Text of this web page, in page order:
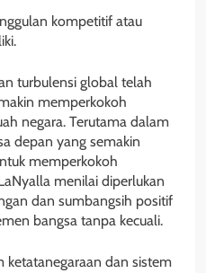
kompetitif atau
turbulensi global telah
memperkokoh
negara. Terutama dalam
depan yang semakin
memperkokoh
menilai diperlukan
dan sumbangsih positif
bangsa tanpa kecuali.
ketatanegaraan dan sistem